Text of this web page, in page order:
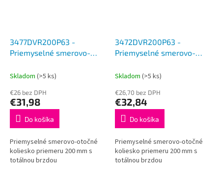
3477DVR200P63 -
Priemyselné smerovo-
Skladom (>5 ks)
€26 bez DPH
€31,98
Do košíka
Priemyselné smerovo-otočné
koliesko priemeru 200 mm s
totálnou brzdou
3472DVR200P63 -
Priemyselné smerovo-
Skladom (>5 ks)
€26,70 bez DPH
€32,84
Do košíka
Priemyselné smerovo-otočné
koliesko priemeru 200 mm s
totálnou brzdou